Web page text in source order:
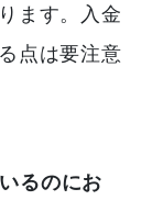
ます。入金
点は要注意
るのにお